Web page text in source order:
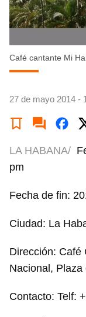
Café cantante Mi
27 de mayo 2014 -
LA HABANA/
pm
Fecha de fin:
Ciudad: La
Dirección: Café
Nacional,
Contacto: Telf: